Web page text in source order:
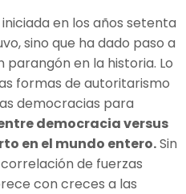
en los años setenta
sino que ha dado paso a
en la historia. Lo
formas de autoritarismo
democracias para
democracia versus
en el mundo entero.Sin
de fuerzas
con creces a las